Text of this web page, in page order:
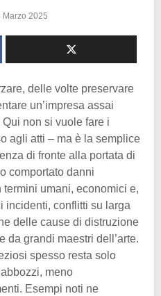
Marzo 2025
delle volte preservare
un’impresa assai
non si vuole fare i
agli atti – ma è la semplice
di fronte alla portata di
comportato danni
umani, economici e,
incidenti, conflitti su larga
delle cause di distruzione
da grandi maestri dell’arte.
spesso resta solo
meno
Esempi noti ne